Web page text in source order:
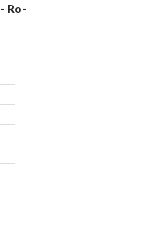
Ro-